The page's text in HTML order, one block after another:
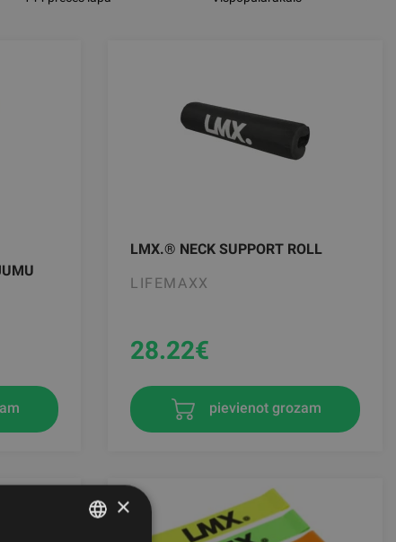
LMX.® NECK SUPPORT ROLL
LIFEMAXX
28.22€
pievienot grozam
×